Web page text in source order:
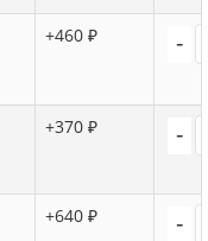
+460 ₽ -
+370 ₽ -
+640 ₽ -